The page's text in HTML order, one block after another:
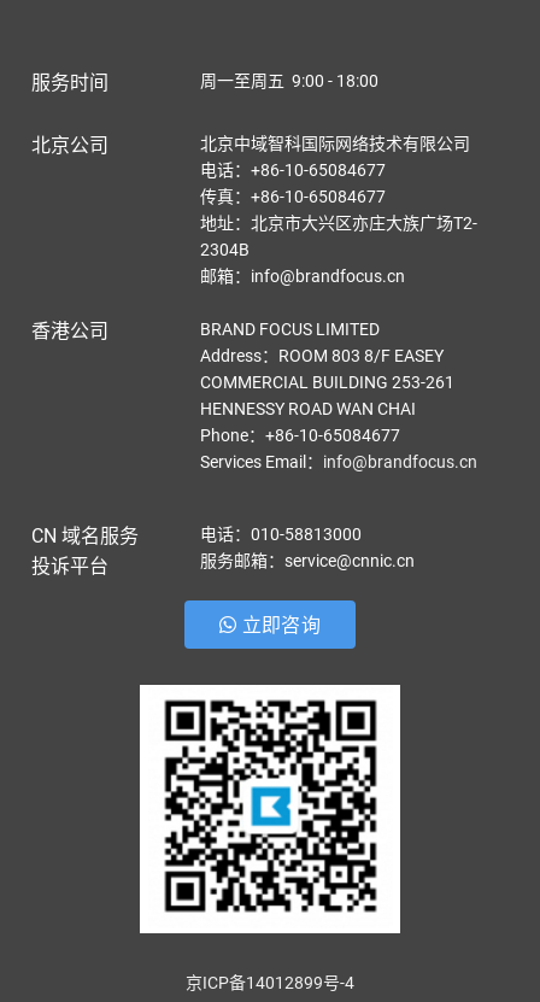
服务时间 周一至周五 9:00 - 18:00
北京公司
北京中域智科国际网络技术有限公司
电话：+86-10-65084677
传真：+86-10-65084677
地址：北京市大兴区亦庄大族广场T2-
2304B
邮箱：info@brandfocus.cn
香港公司
BRAND FOCUS LIMITED
Address：ROOM 803 8/F EASEY
COMMERCIAL BUILDING 253-261
HENNESSY ROAD WAN CHAI
Phone：+86-10-65084677
Services Email ： info@brandfocus.cn
CN 域名服务
投诉平台
电话：010-58813000
服务邮箱：service@cnnic.cn
立即咨询
京ICP备14012899号-4